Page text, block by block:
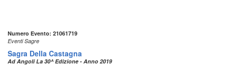
Numero Evento: 21061719
Eventi Sagre
Sagra Della Castagna
Ad Angoli La 30^ Edizione - Anno 2019